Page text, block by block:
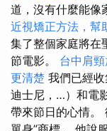
道，沒有什麼能像
近視矯正方法，幫
集了整個家庭將在
節電影。 台中肩
更清楚 我們已經
迪士尼，…）和電
帶來節日的心情。